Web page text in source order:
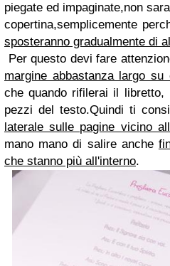
piegate ed impaginate,non
copertina,semplicemente
sposteranno gradualmente di
Per questo devi fare
margine abbastanza largo su
che quando rifilerai il libretto,
pezzi del testo.Quindi ti
laterale sulle pagine vicino
mano mano di salire anche
che stanno più all'interno.